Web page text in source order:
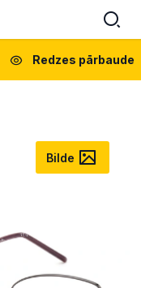
Redzes pārbaude
Bilde